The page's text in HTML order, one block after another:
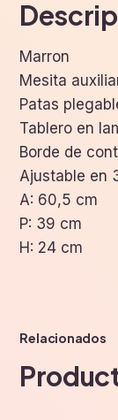
Marron
Mesita
Patas
Tablero en
Borde de
Ajustable en
A: 60,5 cm
P: 39 cm
H: 24 cm
Relacionados